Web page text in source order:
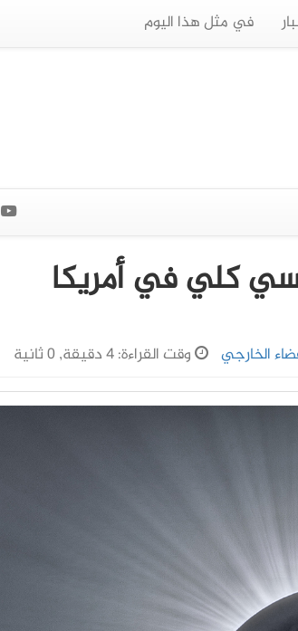
في مثل هذا اليوم
كلي في أمريكا
الخارجي وقت القراءة: 4 دقيقة, 0 ثانية